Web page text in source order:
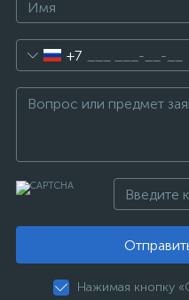
+7
Нажимая кнопку